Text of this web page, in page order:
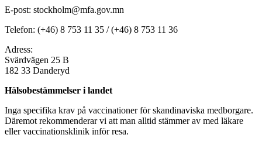
E-post: stockholm@mfa.gov.mn
Telefon: (+46) 8 753 11 35 / (+46) 8 753 11 36
Adress:
Svärdvägen 25 B
182 33 Danderyd
Hälsobestämmelser i landet
Inga specifika krav på vaccinationer för skandinaviska medborgare.
Däremot rekommenderar vi att man alltid stämmer av med läkare
eller vaccinationsklinik inför resa.